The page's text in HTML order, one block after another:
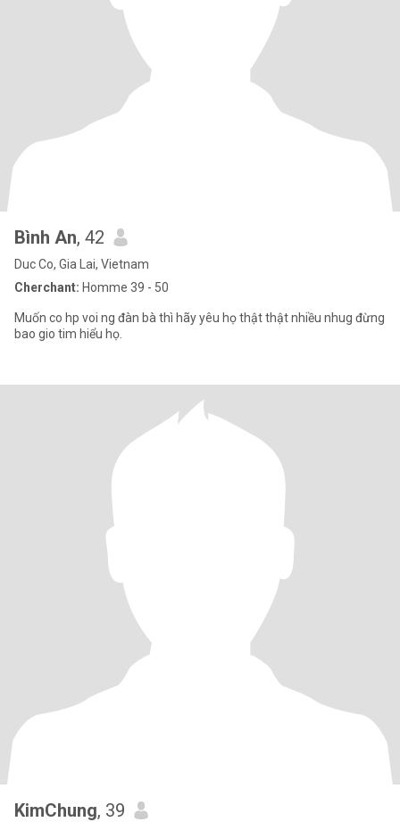
Bình An, 42
Duc Co, Gia Lai, Vietnam
Cherchant: Homme 39 - 50
Muốn co hp voi ng đàn bà thì hãy yêu họ thật thật nhiều nhug đừng
bao gio tim hiểu họ.
KimChung, 39